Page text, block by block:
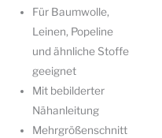
Für Baumwolle,
Leinen, Popeline
und ähnliche Stoffe
geeignet
Mit bebilderter
Nähanleitung
Mehrgrößenschnitt